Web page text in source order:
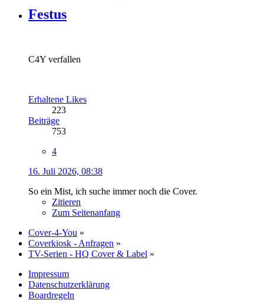
Festus
C4Y verfallen
Erhaltene Likes
223
Beiträge
753
4
16. Juli 2026, 08:38
So ein Mist, ich suche immer noch die Cover.
Zitieren
Zum Seitenanfang
Cover-4-You »
Coverkiosk - Anfragen »
TV-Serien - HQ Cover & Label »
Impressum
Datenschutzerklärung
Boardregeln